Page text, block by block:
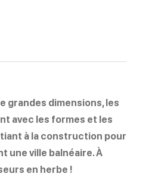
grandes dimensions, les
avec les formes et les
à la construction pour
une ville balnéaire. À
en herbe !